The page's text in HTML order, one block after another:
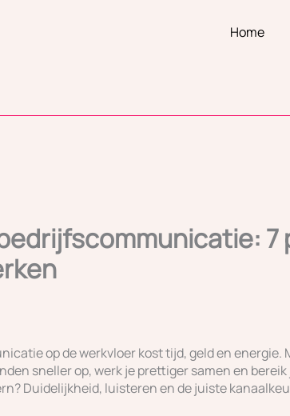
Home
7
op de werkvloer kost tijd, geld en
sneller op, werk je prettiger samen en
Duidelijkheid, luisteren en de juiste